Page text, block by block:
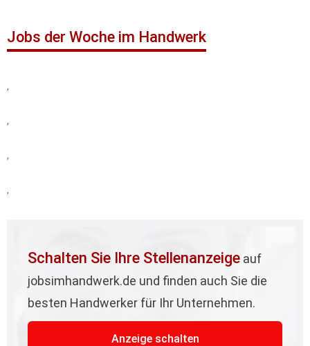
Jobs der Woche im Handwerk
,
,
,
,
Schalten Sie Ihre Stellenanzeige auf
jobsimhandwerk.de und finden auch Sie die
besten Handwerker für Ihr Unternehmen.
Anzeige schalten